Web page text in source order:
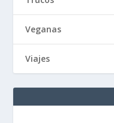
Veganas
Viajes